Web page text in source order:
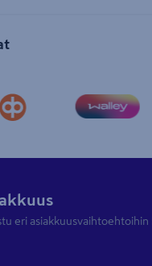
eri asiakkuusvaihtoehtoihin